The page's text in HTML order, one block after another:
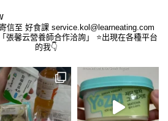
信至 好食課 service.kol@learneating.com
張馨云營養師合作洽詢」
⭐️出現在各種平台
的我👇